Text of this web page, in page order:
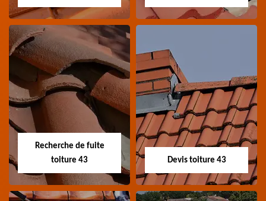
Démoussage
nettoyage de tuile
Spécialiste en
démoussage et
nettoyage de tuile 43
Haute-Loire
Urgence fuite de
toiture 43
Entreprise urgence
fuite de toiture 43
Haute-Loire
Recherche de fuite
toiture 43
Devis toiture 43